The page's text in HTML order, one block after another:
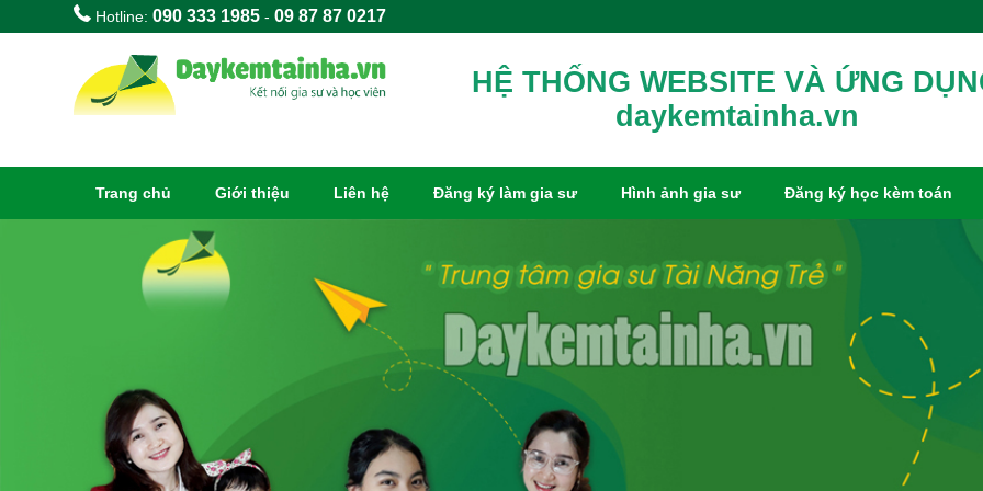
Hotline:090 333 1985 -09 87 87 0217
HỆ THỐNG WEBSITE VÀ ỨNG
daykemtainha.vn
Trang chủ Giới thiệu Liên hệ Đăng ký làm gia sư Hình ảnh gia sư Đăng ký học kèm toán